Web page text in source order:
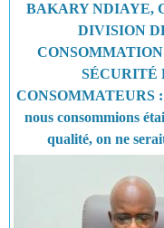
BAKARY NDIAYE,
DIVISION
SÉCURITÉ
CONSOMMATEURS :
nous consommions
qualité, on ne